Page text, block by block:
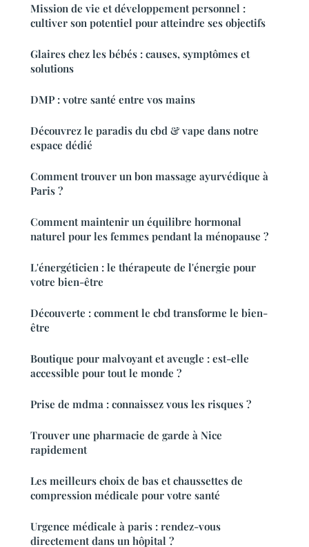
Mission de vie et développement personnel :
cultiver son potentiel pour atteindre ses objectifs
Glaires chez les bébés : causes, symptômes et
solutions
DMP : votre santé entre vos mains
Découvrez le paradis du cbd & vape dans notre
espace dédié
Comment trouver un bon massage ayurvédique à
Paris ?
Comment maintenir un équilibre hormonal
naturel pour les femmes pendant la ménopause ?
L'énergéticien : le thérapeute de l'énergie pour
votre bien-être
Découverte : comment le cbd transforme le bien-
être
Boutique pour malvoyant et aveugle : est-elle
accessible pour tout le monde ?
Prise de mdma : connaissez vous les risques ?
Trouver une pharmacie de garde à Nice
rapidement
Les meilleurs choix de bas et chaussettes de
compression médicale pour votre santé
Urgence médicale à paris : rendez-vous
directement dans un hôpital ?